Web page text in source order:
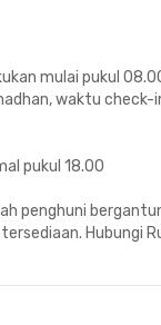
mulai pukul
waktu check-
pukul 18.00
penghuni
Hubungi